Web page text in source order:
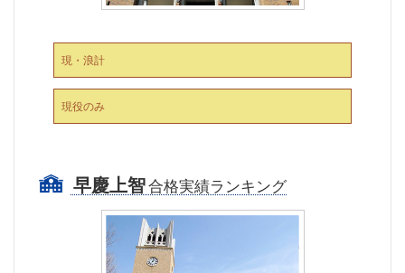
現・浪計
現役のみ
早慶上智合格実績ランキング